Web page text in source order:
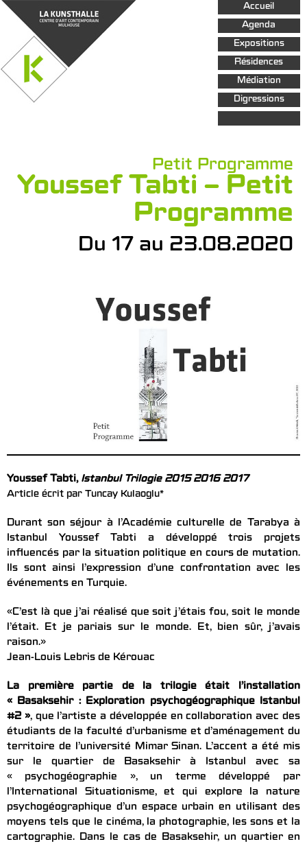
Aller au
contenu
principal
Accueil
Agenda
Expositions
Résidences
Médiation
Digressions
Petit Programme
Youssef Tabti – Petit
Programme
Du 17 au 23.08.2020
Youssef Tabti, Istanbul Trilogie 2015 2016 2017
Article écrit par Tuncay Kulaoglu*
Durant son séjour à l’Académie culturelle de Tarabya à
Istanbul Youssef Tabti a développé trois projets
influencés par la situation politique en cours de mutation.
Ils sont ainsi l’expression d’une confrontation avec les
événements en Turquie.
«C’est là que j’ai réalisé que soit j’étais fou, soit le monde
l’était. Et je pariais sur le monde. Et, bien sûr, j’avais
raison.»
Jean-Louis Lebris de Kérouac
La première partie de la trilogie était l’installation
« Basaksehir : Exploration psychogéographique Istanbul
#2 », que l’artiste a développée en collaboration avec des
étudiants de la faculté d’urbanisme et d’aménagement du
territoire de l’université Mimar Sinan. L’accent a été mis
sur le quartier de Basaksehir à Istanbul avec sa
« psychogéographie », un terme développé par
l’International Situationisme, et qui explore la nature
psychogéographique d’un espace urbain en utilisant des
moyens tels que le cinéma, la photographie, les sons et la
cartographie. Dans le cas de Basaksehir, un quartier en